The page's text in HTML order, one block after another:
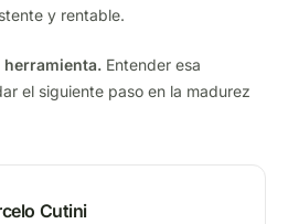
y rentable.
herramienta. Entender esa
el siguiente paso en la madurez
Cutini